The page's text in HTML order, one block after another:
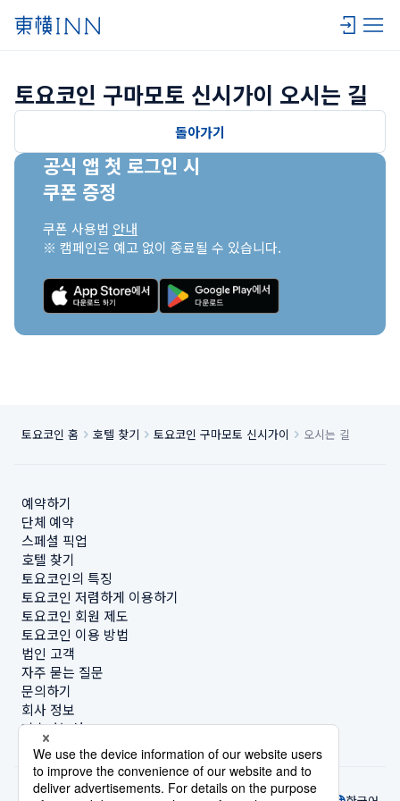
토요코인 구마모토 신시가이 오시는 길
돌아가기
공식 앱 첫 로그인 시
쿠폰 증정
쿠폰 사용법 안내
※ 캠페인은 예고 없이 종료될 수 있습니다.
토요코인 홈 호텔 찾기 토요코인 구마모토 신시가이 오시는 길
예약하기
단체 예약
스페셜 픽업
호텔 찾기
토요코인의 특징
토요코인 저렴하게 이용하기
토요코인 회원 제도
토요코인 이용 방법
법인 고객
자주 묻는 질문
문의하기
회사 정보
지속가능성